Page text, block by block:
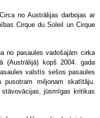
no Austrālijas darbojas ar
Cirque du Soleil un Cirque
no pasaules vadošajām cirka
(Austrālijā) kopš 2004. gada
valstīs sešos pasaules
miljonam skatītāju.
jūsmīgas kritikas